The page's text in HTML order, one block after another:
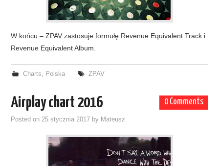
W końcu – ZPAV zastosuje formułę Revenue Equivalent Track i
Revenue Equivalent Album.
Charts, Polska ZPAV
0 Comments
Airplay chart 2016
Posted on25 stycznia 2017 by Mateusz